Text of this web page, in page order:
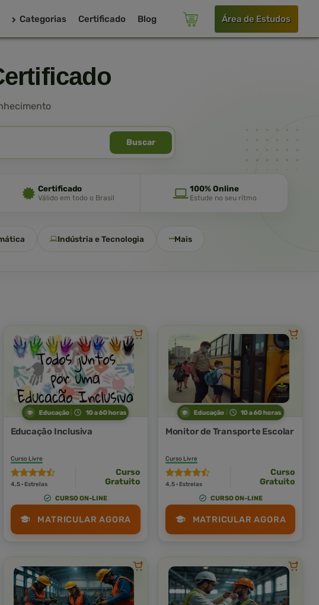
Categorias Certificado Blog Área de Estudos
Buscar
Certificado
Válido em todo o Brasil
100% Online
Estude no seu ritmo
Indústria e Tecnologia Mais
Educação 10 a 60 horas
Educação Inclusiva
Curso Livre
4,5 · Estrelas
Curso
Gratuito
CURSO ON-LINE
MATRICULAR AGORA
Educação 10 a 60 horas
Monitor de Transporte Escolar
Curso Livre
4,5 · Estrelas
Curso
Gratuito
CURSO ON-LINE
MATRICULAR AGORA